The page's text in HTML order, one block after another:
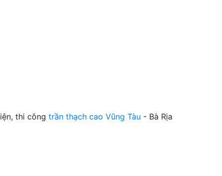
thi công trần thạch cao Vũng Tàu - Bà Rịa